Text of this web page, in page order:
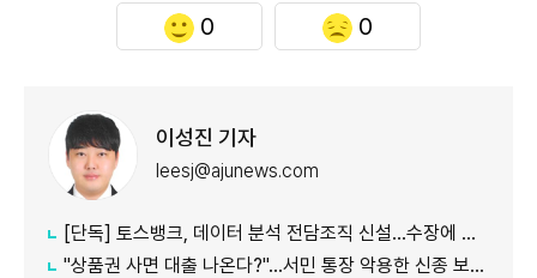
0 0
이성진 기자
leesj@ajunews.com
[단독] 토스뱅크, 데이터 분석 전담조직 신설…수장에 카카오 출신 선임
"상품권 사면 대출 나온다?"…서민 통장 악용한 신종 보이스피싱